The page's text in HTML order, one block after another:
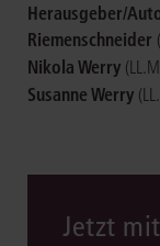
Herausgeber/
Riemenschneider
Nikola Werry
Susanne Werry
Jetzt